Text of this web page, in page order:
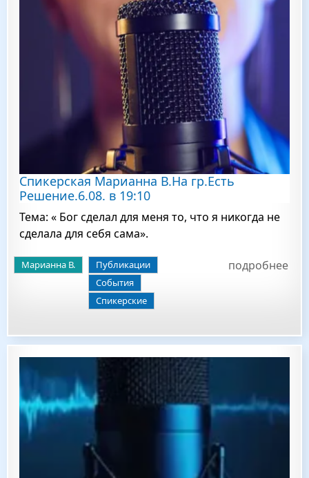
Спикерская Марианна В.На гр.Есть
Решение.6.08. в 19:10
Тема: « Бог сделал для меня то, что я никогда не
сделала для себя сама».
Марианна В.
Публикации
События
Спикерские
подробнее